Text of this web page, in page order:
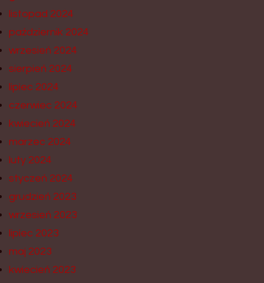
listopad 2024
październik 2024
wrzesień 2024
sierpień 2024
lipiec 2024
czerwiec 2024
kwiecień 2024
marzec 2024
luty 2024
styczeń 2024
grudzień 2023
wrzesień 2023
lipiec 2023
maj 2023
kwiecień 2023